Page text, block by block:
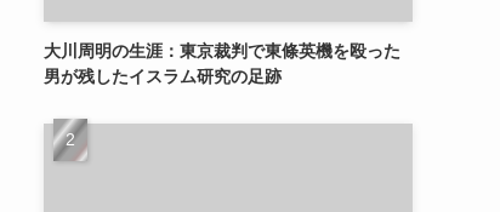
大川周明の生涯：東京裁判で東條英機を殴った
男が残したイスラム研究の足跡